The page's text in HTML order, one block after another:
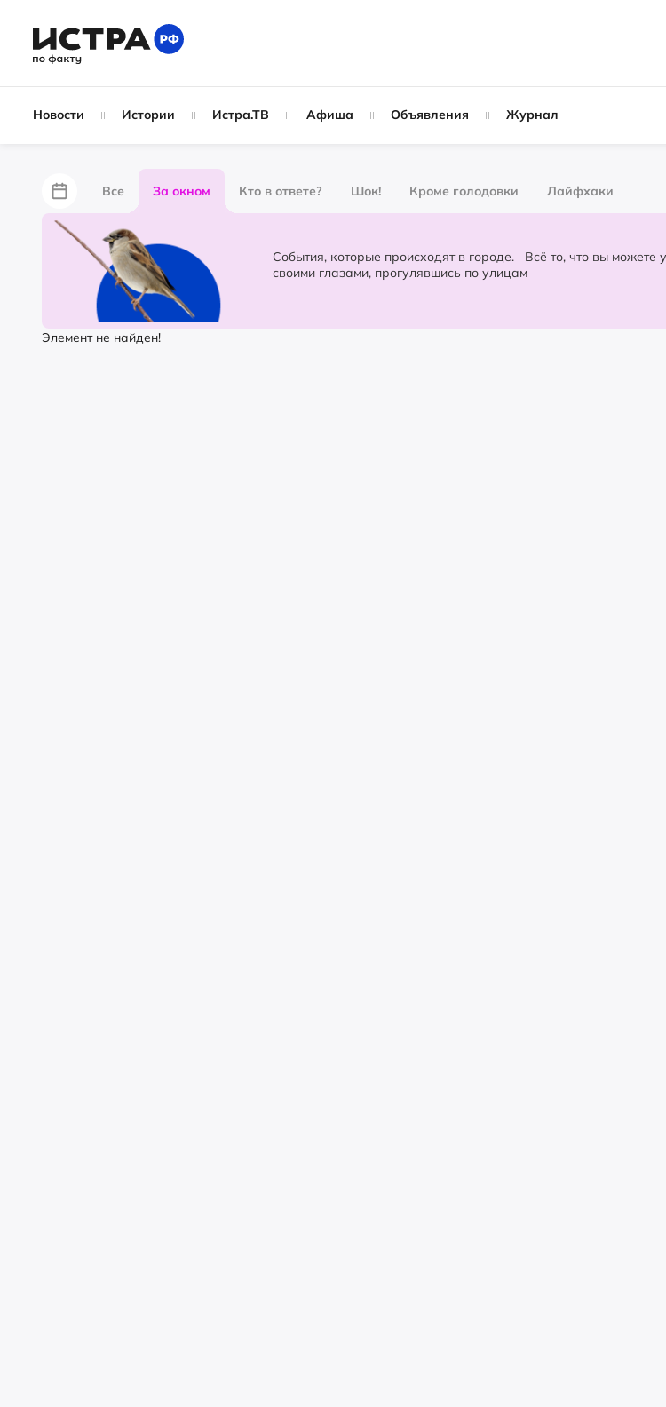
Новости Истории Истра.ТВ Афиша Объявления Журнал
Все За окном Кто в ответе? Шок! Кроме голодовки Лайфхаки
За забором
Партнёрский материал Народные новости Слухи
События, которые происходят в городе. Всё то, что вы можете увидеть
своими глазами, прогулявшись по улицам
Элемент не найден!